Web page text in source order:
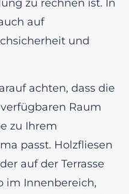
zu rechnen ist. In
auf
und
achten, dass die
Raum
zu Ihrem
passt. Holzfliesen
auf der Terrasse
im Innenbereich,